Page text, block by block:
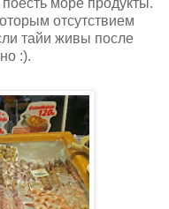
отсутствием
тайи живы после
:).